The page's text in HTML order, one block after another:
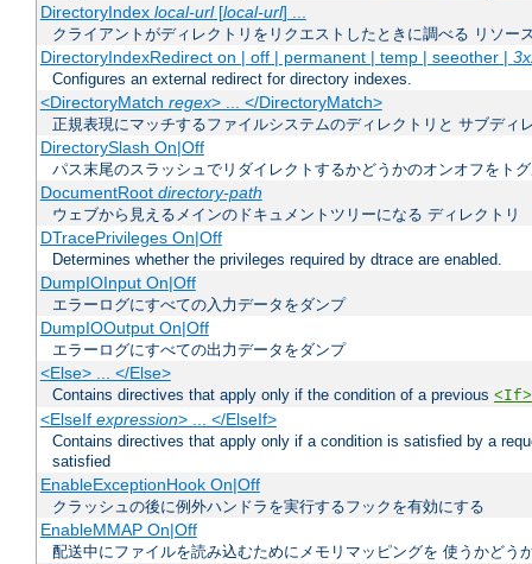
DirectoryIndex local-url[local-url] ...
クライアントがディレクトリをリクエストしたときに調べる リソー
DirectoryIndexRedirect on | off | permanent | temp | seeother |
Configures an external redirect for directory indexes.
<DirectoryMatch regex> ... </DirectoryMatch>
正規表現にマッチするファイルシステムのディレクトリと サブディ
DirectorySlash On|Off
パス末尾のスラッシュでリダイレクトするかどうかのオンオフをト
DocumentRoot directory-path
ウェブから見えるメインのドキュメントツリーになる ディレクトリ
DTracePrivileges On|Off
Determines whether the privileges required by dtrace are enabled.
DumpIOInput On|Off
エラーログにすべての入力データをダンプ
DumpIOOutput On|Off
エラーログにすべての出力データをダンプ
<Else> ... </Else>
Contains directives that apply only if the condition of a previous <If>
<ElseIf expression> ... </ElseIf>
Contains directives that apply only if a condition is satisfied by a
satisfied
EnableExceptionHook On|Off
クラッシュの後に例外ハンドラを実行するフックを有効にする
EnableMMAP On|Off
配送中にファイルを読み込むためにメモリマッピングを 使うかどう